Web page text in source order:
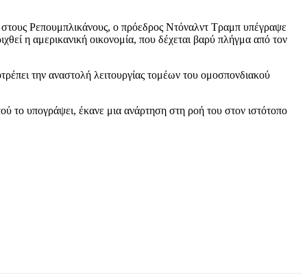
Ρεπουμπλικάνους, ο πρόεδρος Ντόναλντ Τραμπ υπέγραψε
η αμερικανική οικονομία, που δέχεται βαρύ πλήγμα από τον
την αναστολή λειτουργίας τομέων του ομοσπονδιακού
το υπογράψει, έκανε μια ανάρτηση στη ροή του στον ιστότοπο